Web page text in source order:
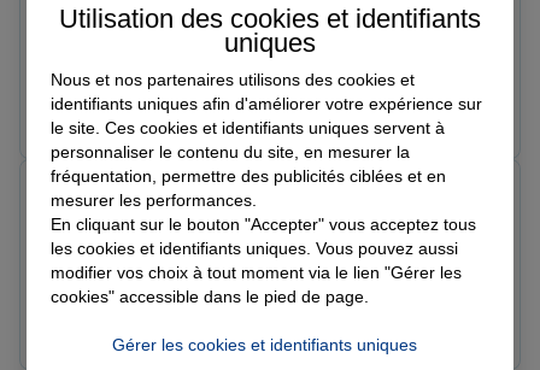
Tous nos devis d'assurance
Merci à Carole pour son professionnalisme et son
implication dans les dossiers.
Prendre un RDV Voir l'agence
Le 12/03/2026 - Agence SAINTE FOY LA GRANDE
Réactif, à l' écoute ,cette agence est à recommander
nathalie c.
Utilisation des cookies et identifiants
uniques
Nous et nos partenaires utilisons des cookies et
identifiants uniques afin d'améliorer votre expérience sur
le site. Ces cookies et identifiants uniques servent à
personnaliser le contenu du site, en mesurer la
fréquentation, permettre des publicités ciblées et en
mesurer les performances.
En cliquant sur le bouton "Accepter" vous acceptez tous
les cookies et identifiants uniques. Vous pouvez aussi
modifier vos choix à tout moment via le lien "Gérer les
cookies" accessible dans le pied de page.
Gérer les cookies et identifiants uniques